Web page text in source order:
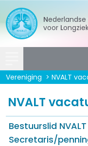
Nederlandse
voor
Vereniging NVALT
NVALT
Bestuurslid
Secretaris/